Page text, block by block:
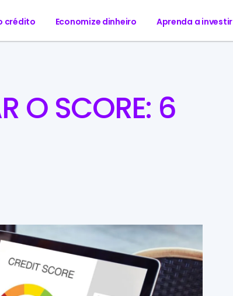
crédito Economize dinheiro Aprenda a investir
O SCORE: 6